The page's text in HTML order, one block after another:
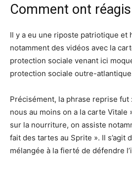
Comment ont
Il y a eu une riposte patriotique et
notamment des vidéos avec la
protection sociale venant ici
protection sociale outre-
Précisément, la phrase reprise fut
nous au moins on a la carte Vitale
sur la nourriture, on assiste
fait des tartes au Sprite ». Il s’agit
mélangée à la fierté de défendre